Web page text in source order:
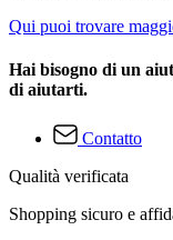
Qui puoi trovare
Hai bisogno di un
di aiutarti.
Contatto
Qualità verificata
Shopping sicuro e